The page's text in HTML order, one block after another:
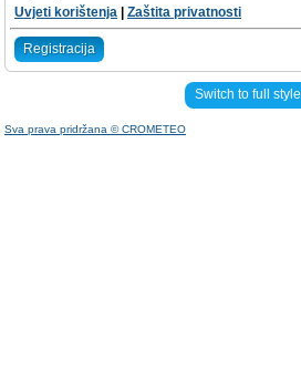
Uvjeti korištenja
Zaštita privatnosti
Registracija
Switch to full style
Sva prava pridržana © CROMETEO